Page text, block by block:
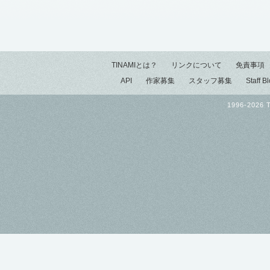
TINAMIとは？ リンクについて
免責事項
API
作家募集 スタッフ募集 Staff
1996-2026